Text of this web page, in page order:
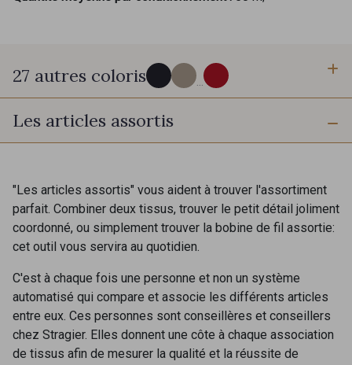
27 autres coloris ...
42 - Caban
44 - Chocolat 46 - Esquisto
52 - Salsa 204 - Jaune Citron
40 - Anis 55 - Vert Canard
Les articles assortis
"Les articles assortis" vous aident à trouver l'assortiment
parfait. Combiner deux tissus, trouver le petit détail joliment
coordonné, ou simplement trouver la bobine de fil assortie:
cet outil vous servira au quotidien.
C'est à chaque fois une personne et non un système
automatisé qui compare et associe les différents articles
entre eux. Ces personnes sont conseillères et conseillers
chez Stragier. Elles donnent une côte à chaque association
de tissus afin de mesurer la qualité et la réussite de